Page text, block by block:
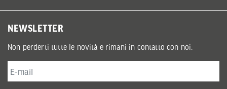
NEWSLETTER
Non perderti tutte le novità e rimani in contatto con noi.